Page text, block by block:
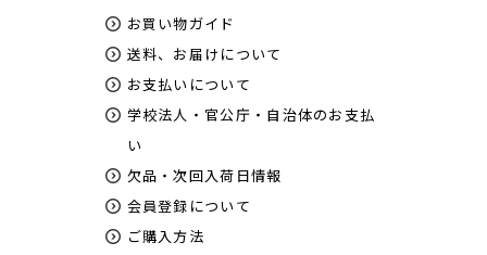
お買い物ガイド
送料、お届けについて
お支払いについて
学校法人・官公庁・自治体のお支払
い
欠品・次回入荷日情報
会員登録について
ご購入方法